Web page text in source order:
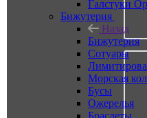
Галстуки
Бижутерия
Назад
Бижутерия
Сотуары
Морская
Бусы
Ожерелья
Браслеты